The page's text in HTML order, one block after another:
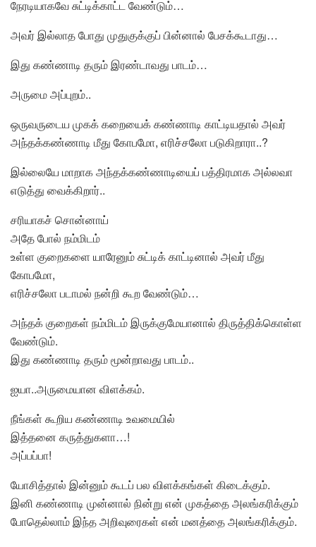
நேரடியாகவே சுட்டிக்காட்ட வேண்டும்…
அவர் இல்லாத போது முதுகுக்குப் பின்னால் பேசக்கூடாது…
இது கண்ணாடி தரும் இரண்டாவது பாடம்…
அருமை அப்புறம்..
ஒருவருடைய முகக் கறையைக் கண்ணாடி காட்டியதால் அவர்
அந்தக்கண்ணாடி மீது கோபமோ, எரிச்சலோ படுகிறாரா..?
இல்லையே மாறாக அந்தக்கண்ணாடியைப் பத்திரமாக அல்லவா
எடுத்து வைக்கிறார்..
சரியாகச் சொன்னாய்
அதே போல் நம்மிடம்
உள்ள குறைகளை யாரேனும் சுட்டிக் காட்டினால் அவர் மீது
கோபமோ,
எரிச்சலோ படாமல் நன்றி கூற வேண்டும்…
அந்தக் குறைகள் நம்மிடம் இருக்குமேயானால் திருத்திக்கொள்ள
வேண்டும்.
இது கண்ணாடி தரும் மூன்றாவது பாடம்..
ஐயா..அருமையான விளக்கம்.
நீங்கள் கூறிய கண்ணாடி உவமையில்
இத்தனை கருத்துகளா…!
அப்பப்பா!
யோசித்தால் இன்னும் கூடப் பல விளக்கங்கள் கிடைக்கும்.
இனி கண்ணாடி முன்னால் நின்று என் முகத்தை அலங்கரிக்கும்
போதெல்லாம் இந்த அறிவுரைகள் என் மனத்தை அலங்கரிக்கும்.